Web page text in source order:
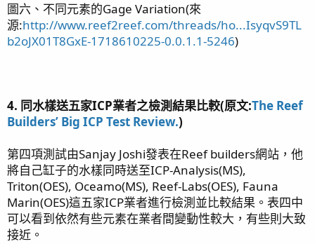
圖六、不同元素的Gage Variation(來
源:http://www.reef2reef.com/threads/ho...IsyqvS9TL
b2oJX01T8GxE-1718610225-0.0.1.1-5246)
4. 同水樣送五家ICP業者之檢測結果比較(原文:The Reef
Builders’ Big ICP Test Review.)
第四項測試由Sanjay Joshi發表在Reef builders網站，他
將自己缸子的水樣同時送至ICP-Analysis(MS),
Triton(OES), Oceamo(MS), Reef-Labs(OES), Fauna
Marin(OES)這五家ICP業者進行檢測並比較結果。表四中
可以看到依然有些元素在業者間變動性較大，有些則大致
接近。